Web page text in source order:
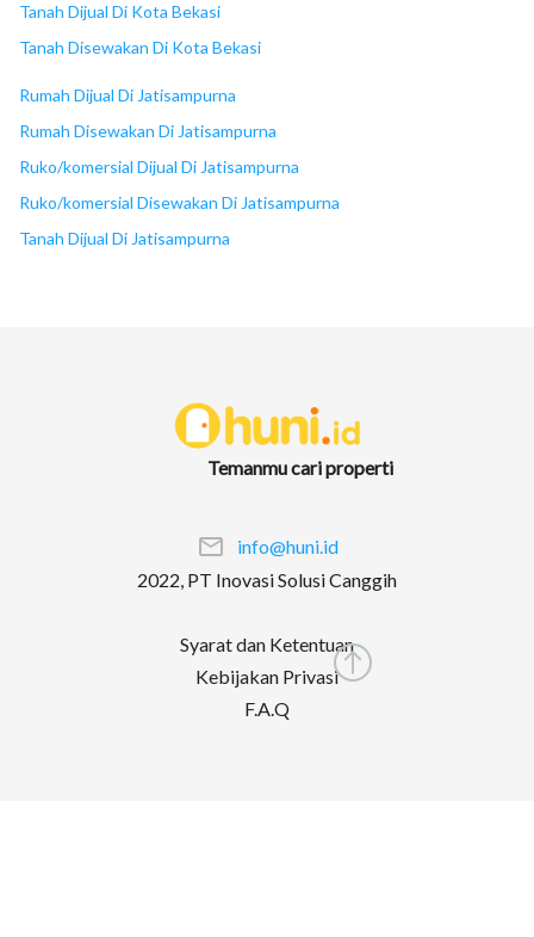
Tanah Dijual Di Kota Bekasi
Tanah Disewakan Di Kota Bekasi
Rumah Dijual Di Jatisampurna
Rumah Disewakan Di Jatisampurna
Ruko/komersial Dijual Di Jatisampurna
Ruko/komersial Disewakan Di Jatisampurna
Tanah Dijual Di Jatisampurna
Temanmu cari properti
info@huni.id
2022, PT Inovasi Solusi Canggih
Syarat dan Ketentuan
Kebijakan Privasi
F.A.Q